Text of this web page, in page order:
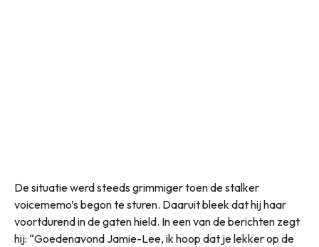
De situatie werd steeds grimmiger toen de stalker
voicememo’s begon te sturen. Daaruit bleek dat hij haar
voortdurend in de gaten hield. In een van de berichten zegt
hij: “Goedenavond Jamie-Lee, ik hoop dat je lekker op de